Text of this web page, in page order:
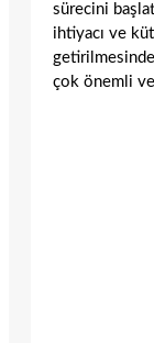
sürecini
ihtiyacı ve
çok önemli